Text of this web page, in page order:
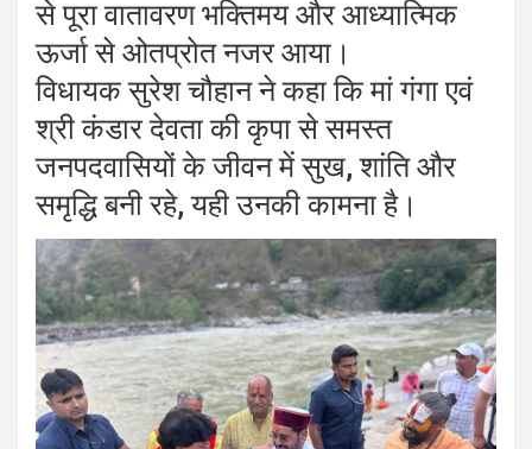
से पूरा वातावरण भक्तिमय और आध्यात्मिक
ऊर्जा से ओतप्रोत नजर आया।
विधायक सुरेश चौहान ने कहा कि मां गंगा एवं
श्री कंडार देवता की कृपा से समस्त
जनपदवासियों के जीवन में सुख, शांति और
समृद्धि बनी रहे, यही उनकी कामना है।